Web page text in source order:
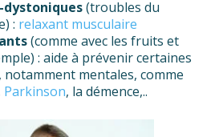
(troubles du
: relaxant musculaire
(comme avec les fruits et
: aide à prévenir certaines
notamment mentales, comme
Parkinson, la démence,..